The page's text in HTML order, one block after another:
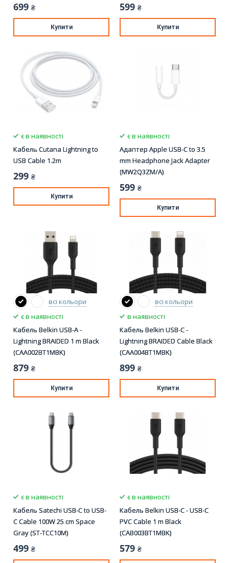
699 ₴
Купити
599 ₴
Купити
є в наявності
Кабель Cutana Lightning to
USB Cable 1.2m
299 ₴
Купити
є в наявності
Адаптер Apple USB-C to 3.5
mm Headphone Jack Adapter
(MW2Q3ZM/A)
599 ₴
Купити
всі кольори
є в наявності
Кабель Belkin USB-A -
Lightning BRAIDED 1 m Black
(CAA002BT1MBK)
879 ₴
Купити
всі кольори
в наявності
Кабель Belkin USB-C -
Lightning BRAIDED Cable Black
(CAA004BT1MBK)
899 ₴
Купити
є в наявності
Кабель Satechi USB-C to USB-
C Cable 100W 25 cm Space
Gray (ST-TCC10M)
499 ₴
є в наявності
Кабель Belkin USB-С - USB-С
PVC Cable 1 m Black
(CAB003BT1MBK)
579 ₴